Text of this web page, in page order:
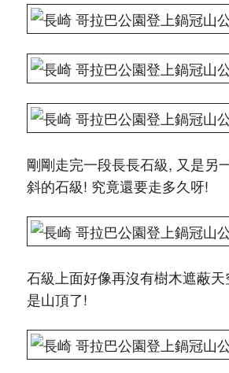
剛剛走完一段長長石級, 又是另
斜的石級! 究竟還要走多久呀!
石級上面好像再沒有樹木遮蔽
是山頂了!